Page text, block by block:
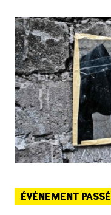
ÉVÉNEMENT PASSÉ